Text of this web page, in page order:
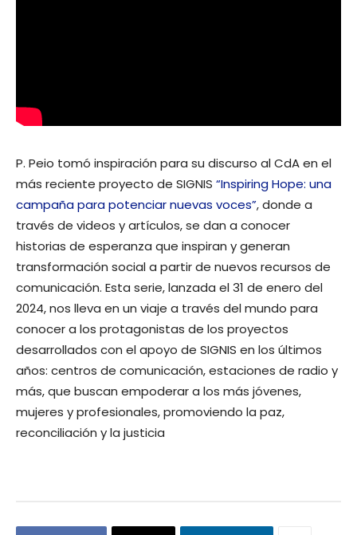
P. Peio tomó inspiración para su discurso al CdA en el
más reciente proyecto de SIGNIS “Inspiring Hope: una
campaña para potenciar nuevas voces”, donde a
través de videos y artículos, se dan a conocer
historias de esperanza que inspiran y generan
transformación social a partir de nuevos recursos de
comunicación. Esta serie, lanzada el 31 de enero del
2024, nos lleva en un viaje a través del mundo para
conocer a los protagonistas de los proyectos
desarrollados con el apoyo de SIGNIS en los últimos
años: centros de comunicación, estaciones de radio y
más, que buscan empoderar a los más jóvenes,
mujeres y profesionales, promoviendo la paz,
reconciliación y la justicia